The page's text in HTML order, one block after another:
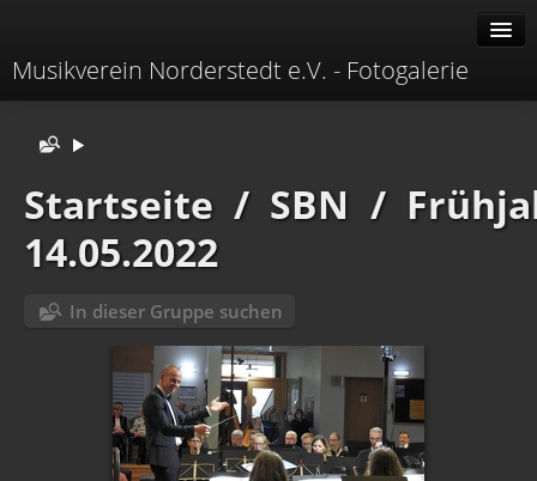
Musikverein Norderstedt e.V. - Fotogalerie
Menü
Identifikation
Startseite / SBN /
14.05.2022
In dieser Gruppe suchen